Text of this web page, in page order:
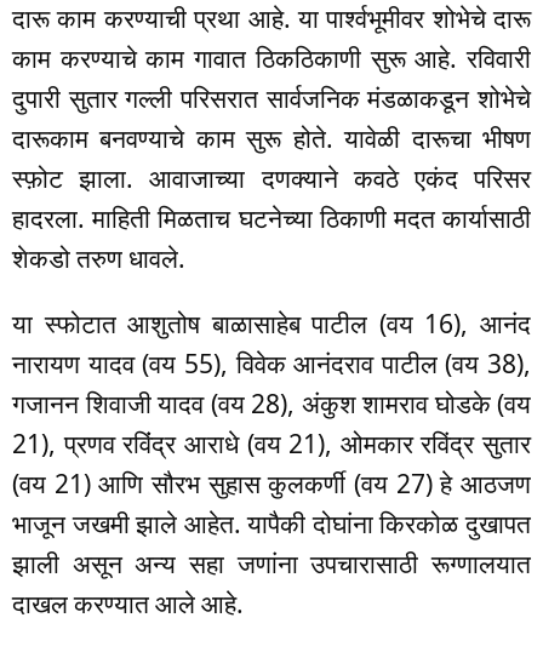
दारू काम करण्याची प्रथा आहे. या पार्श्वभूमीवर शोभेचे दारू
काम करण्याचे काम गावात ठिकठिकाणी सुरू आहे. रविवारी
दुपारी सुतार गल्ली परिसरात सार्वजनिक मंडळाकडून शोभेचे
दारूकाम बनवण्याचे काम सुरू होते. यावेळी दारूचा भीषण
स्फ़ोट झाला. आवाजाच्या दणक्याने कवठे एकंद परिसर
हादरला. माहिती मिळताच घटनेच्या ठिकाणी मदत कार्यासाठी
शेकडो तरुण धावले.
या स्फोटात आशुतोष बाळासाहेब पाटील (वय 16), आनंद
नारायण यादव (वय 55), विवेक आनंदराव पाटील (वय 38),
गजानन शिवाजी यादव (वय 28), अंकुश शामराव घोडके (वय
21), प्रणव रविंंद्र आराधे (वय 21), ओमकार रविंद्र सुतार
(वय 21) आणि सौरभ सुहास कुलकर्णी (वय 27) हे आठजण
भाजून जखमी झाले आहेत. यापैकी दोघांना किरकोळ दुखापत
झाली असून अन्य सहा जणांना उपचारासाठी रूग्णालयात
दाखल करण्यात आले आहे.